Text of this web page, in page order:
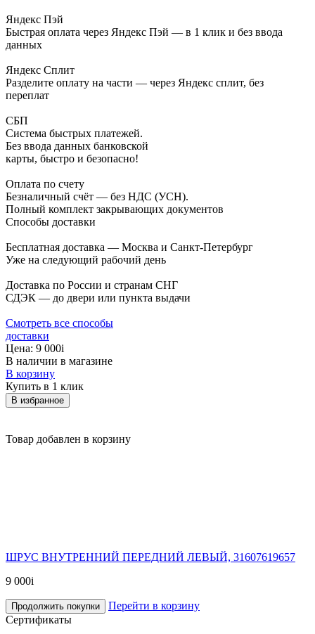
Яндекс Пэй
Быстрая оплата через Яндекс Пэй — в 1 клик и без ввода
данных
Яндекс Сплит
Разделите оплату на части — через Яндекс сплит, без
переплат
СБП
Система быстрых платежей.
Без ввода данных банковской
карты, быстро и безопасно!
Оплата по счету
Безналичный счёт — без НДС (УСН).
Полный комплект закрывающих документов
Способы доставки
Бесплатная доставка — Москва и Санкт-Петербург
Уже на следующий рабочий день
Доставка по России и странам СНГ
СДЭК — до двери или пункта выдачи
Смотреть все способы
доставки
Цена: 9 000i
В наличии в магазине
В корзину
Купить в 1 клик
В избранное
Товар добавлен в корзину
ШРУС ВНУТРЕННИЙ ПЕРЕДНИЙ ЛЕВЫЙ, 31607619657
9 000i
Продолжить покупки
Перейти в корзину
Сертификаты